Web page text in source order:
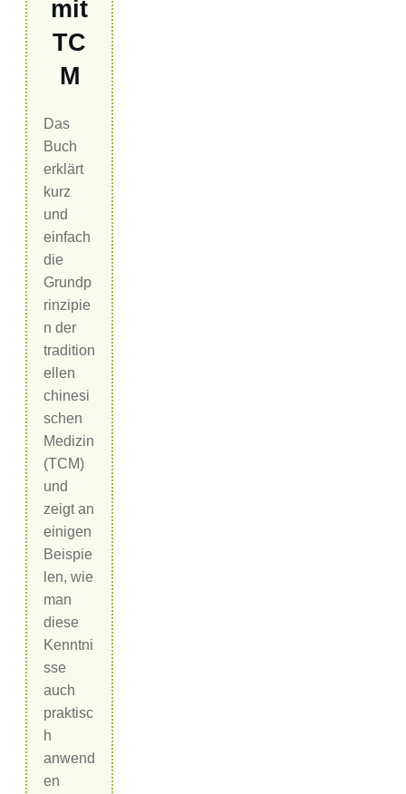
mit
TC
M
Das
Buch
erklärt
kurz
und
einfach
die
Grundp
rinzipie
n der
tradition
ellen
chinesi
schen
Medizin
(TCM)
und
zeigt an
einigen
Beispie
len, wie
man
diese
Kenntni
sse
auch
praktisc
h
anwend
en